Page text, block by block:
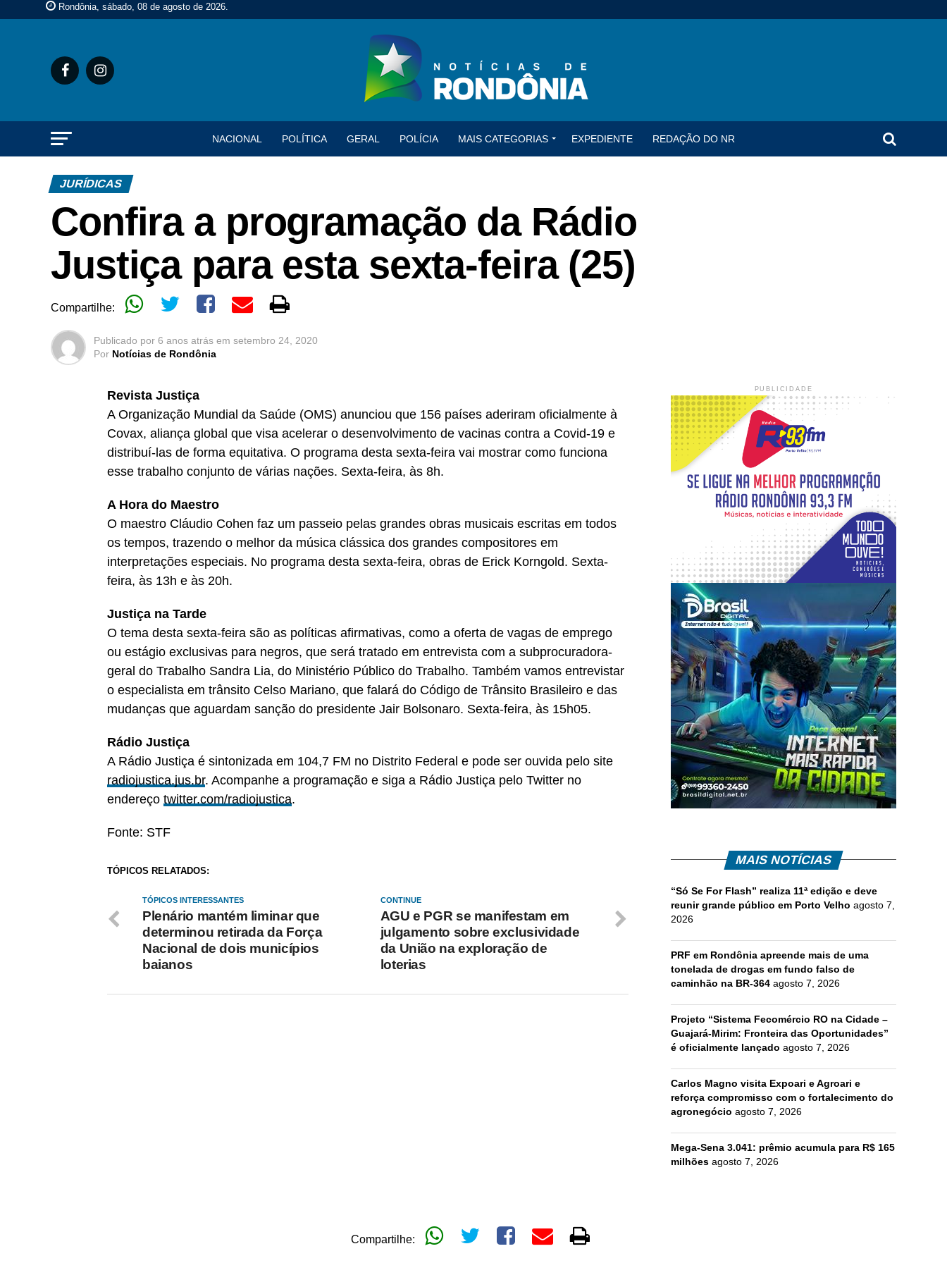
Rondônia, sábado, 08 de agosto de 2026.
NACIONAL POLÍTICA GERAL POLÍCIA MAIS CATEGORIAS EXPEDIENTE REDAÇÃO DO NR
JURÍDICAS
Confira a programação da Rádio
Justiça para esta sexta-feira (25)
Compartilhe:
Publicado por 6 anos atrás em setembro 24, 2020
Por Notícias de Rondônia
Revista Justiça
A Organização Mundial da Saúde (OMS) anunciou que 156 países aderiram oficialmente à
Covax, aliança global que visa acelerar o desenvolvimento de vacinas contra a Covid-19 e
distribuí-las de forma equitativa. O programa desta sexta-feira vai mostrar como funciona
esse trabalho conjunto de várias nações. Sexta-feira, às 8h.
A Hora do Maestro
O maestro Cláudio Cohen faz um passeio pelas grandes obras musicais escritas em todos
os tempos, trazendo o melhor da música clássica dos grandes compositores em
interpretações especiais. No programa desta sexta-feira, obras de Erick Korngold. Sexta-
feira, às 13h e às 20h.
Justiça na Tarde
O tema desta sexta-feira são as políticas afirmativas, como a oferta de vagas de emprego
ou estágio exclusivas para negros, que será tratado em entrevista com a subprocuradora-
geral do Trabalho Sandra Lia, do Ministério Público do Trabalho. Também vamos entrevistar
o especialista em trânsito Celso Mariano, que falará do Código de Trânsito Brasileiro e das
mudanças que aguardam sanção do presidente Jair Bolsonaro. Sexta-feira, às 15h05.
Rádio Justiça
A Rádio Justiça é sintonizada em 104,7 FM no Distrito Federal e pode ser ouvida pelo site
radiojustica.jus.br. Acompanhe a programação e siga a Rádio Justiça pelo Twitter no
endereço twitter.com/radiojustica.
Fonte: STF
TÓPICOS RELATADOS:
CONTINUE
AGU e PGR se manifestam em
julgamento sobre exclusividade
da União na exploração de
loterias
TÓPICOS INTERESSANTES
Plenário mantém liminar que
determinou retirada da Força
Nacional de dois municípios
baianos
PUBLICIDADE
MAIS NOTÍCIAS
“Só Se For Flash” realiza 11ª edição e deve
reunir grande público em Porto Velho agosto 7,
2026
PRF em Rondônia apreende mais de uma
tonelada de drogas em fundo falso de
caminhão na BR-364 agosto 7, 2026
Projeto “Sistema Fecomércio RO na Cidade –
Guajará-Mirim: Fronteira das Oportunidades”
é oficialmente lançado agosto 7, 2026
Carlos Magno visita Expoari e Agroari e
reforça compromisso com o fortalecimento do
agronegócio agosto 7, 2026
Mega-Sena 3.041: prêmio acumula para R$ 165
milhões agosto 7, 2026
Compartilhe: